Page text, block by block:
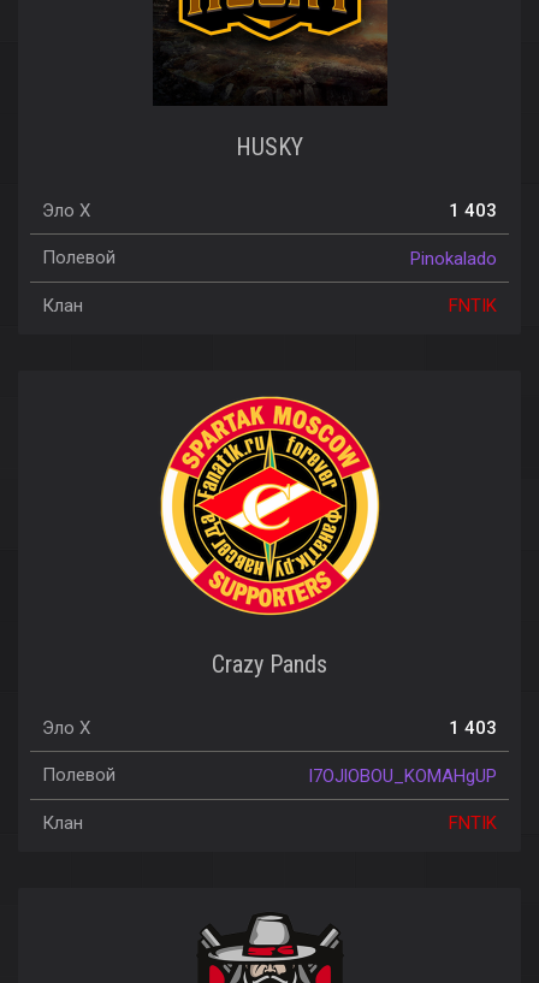
HUSKY
Эло X 1 403
Полевой Pinokalado
Клан FNTIK
Crazy Pands
Эло X 1 403
Полевой l7OJlOBOU_KOMAHgUP
Клан FNTIK